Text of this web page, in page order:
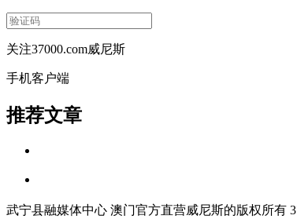
关注37000.com威尼斯
手机客户端
推荐文章
武宁县融媒体中心 澳门官方直营威尼斯的版权所有